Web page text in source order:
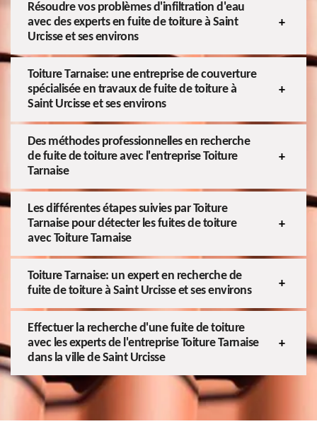
Résoudre vos problèmes d'infiltration d'eau
avec des experts en fuite de toiture à Saint
Urcisse et ses environs
Toiture Tarnaise: une entreprise de couverture
spécialisée en travaux de fuite de toiture à
Saint Urcisse et ses environs
Des méthodes professionnelles en recherche
de fuite de toiture avec l'entreprise Toiture
Tarnaise
Les différentes étapes suivies par Toiture
Tarnaise pour détecter les fuites de toiture
avec Toiture Tarnaise
Toiture Tarnaise: un expert en recherche de
fuite de toiture à Saint Urcisse et ses environs
Effectuer la recherche d'une fuite de toiture
avec les experts de l'entreprise Toiture Tarnaise
dans la ville de Saint Urcisse